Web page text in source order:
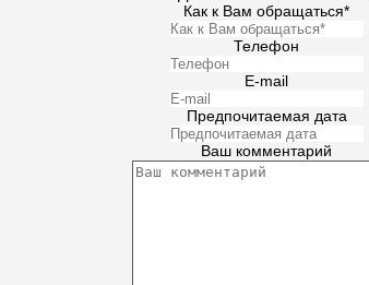
Как к Вам обращаться*
Телефон
E-mail
Предпочитаемая дата
Ваш комментарий